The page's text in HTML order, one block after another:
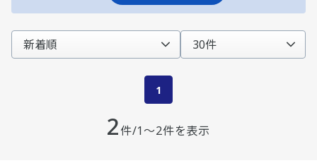
2件/1～2件を表示
1